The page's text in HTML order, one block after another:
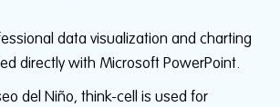
data visualization and charting
directly with Microsoft PowerPoint.
del Niño, think-cell is used for